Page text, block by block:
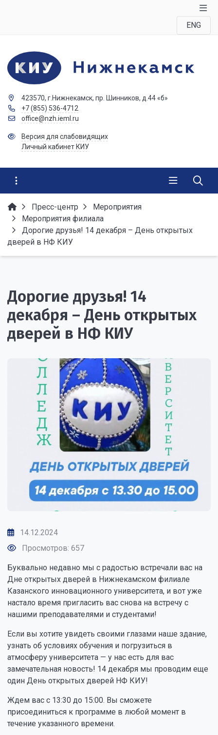
ENG
423570, г.Нижнекамск, пр. Шинников, д.44 «б»
+7 (855) 536-4712
office@nzh.ieml.ru
Версия для слабовидящих
Личный кабинет КИУ
Пресс-центр
Мероприятия
Мероприятия филиала
Дорогие друзья! 14 декабря – День открытых
дверей в НФ КИУ
Дорогие друзья! 14
декабря – День открытых
дверей в НФ КИУ
14.12.2024
Просмотров: 657
Буквально недавно мы с радостью встречали вас на
Дне открытых дверей в Нижнекамском филиале
Казанского инновационного университета, и вот уже
настало время пригласить вас снова на встречу с
нашими преподавателями и студентами!
Если вы хотите увидеть своими глазами наше здание,
узнать об условиях обучения и погрузиться в
атмосферу университета — у нас есть для вас
замечательная новость! 14 декабря мы проводим еще
один День открытых дверей НФ КИУ!
Ждем вас с 13:30 до 15:00. Вы сможете
присоединиться к программе в любой момент в
течение указанного времени.